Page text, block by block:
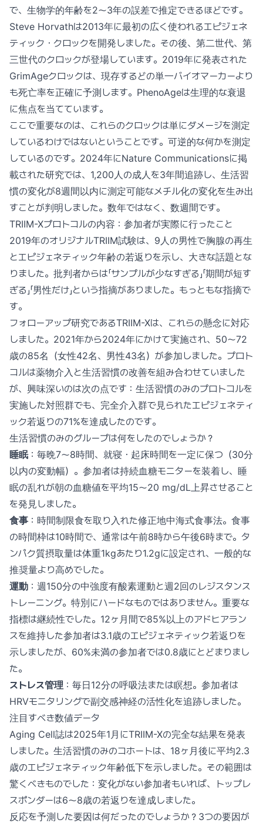
で、生物学的年齢を2〜3年の誤差で推定できるほどです。
Steve Horvathは2013年に最初の広く使われるエピジェネ
ティック・クロックを開発しました。その後、第二世代、第
三世代のクロックが登場しています。2019年に発表された
GrimAgeクロックは、現存するどの単一バイオマーカーより
も死亡率を正確に予測します。PhenoAgeは生理的な衰退
に焦点を当てています。
ここで重要なのは、これらのクロックは単にダメージを測定
しているわけではないということです。可逆的な何かを測定
しているのです。2024年にNature Communicationsに掲
載された研究では、1,200人の成人を3年間追跡し、生活習
慣の変化が8週間以内に測定可能なメチル化の変化を生み出
すことが判明しました。数年ではなく、数週間です。
TRIIM-Xプロトコルの内容：参加者が実際に行ったこと
2019年のオリジナルTRIIM試験は、9人の男性で胸腺の再生
とエピジェネティック年齢の若返りを示し、大きな話題とな
りました。批判者からは「サンプルが少なすぎる」「期間が短す
ぎる」「男性だけ」という指摘がありました。もっともな指摘で
す。
フォローアップ研究であるTRIIM-Xは、これらの懸念に対応
しました。2021年から2024年にかけて実施され、50〜72
歳の85名（女性42名、男性43名）が参加しました。プロト
コルは薬物介入と生活習慣の改善を組み合わせていました
が、興味深いのは次の点です：生活習慣のみのプロトコルを
実施した対照群でも、完全介入群で見られたエピジェネティ
ック若返りの71%を達成したのです。
生活習慣のみのグループは何をしたのでしょうか？
睡眠：毎晩7〜8時間、就寝・起床時間を一定に保つ（30分
以内の変動幅）。参加者は持続血糖モニターを装着し、睡
眠の乱れが朝の血糖値を平均15〜20 mg/dL上昇させること
を発見しました。
食事 ：時間制限食を取り入れた修正地中海式食事法。食事
の時間枠は10時間で、通常は午前8時から午後6時まで。タ
ンパク質摂取量は体重1kgあたり1.2gに設定され、一般的な
推奨量より高めでした。
運動 ：週150分の中強度有酸素運動と週2回のレジスタンス
トレーニング。特別にハードなものではありません。重要な
指標は継続性でした。12ヶ月間で85%以上のアドヒアラン
スを維持した参加者は3.1歳のエピジェネティック若返りを
示しましたが、60%未満の参加者では0.8歳にとどまりまし
た。
ストレス管理 ：毎日12分の呼吸法または瞑想。参加者は
HRVモニタリングで副交感神経の活性化を追跡しました。
注目すべき数値データ
Aging Cell誌は2025年1月にTRIIM-Xの完全な結果を発表
しました。生活習慣のみのコホートは、18ヶ月後に平均2.3
歳のエピジェネティック年齢低下を示しました。その範囲は
驚くべきものでした：変化がない参加者もいれば、トップレ
スポンダーは6〜8歳の若返りを達成しました。
反応を予測した要因は何だったのでしょうか？3つの要因が